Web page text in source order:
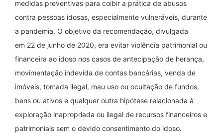
medidas preventivas para coibir a prática de abusos
contra pessoas idosas, especialmente vulneráveis, durante
a pandemia. O objetivo da recomendação, divulgada
em 22 de junho de 2020, era evitar violência patrimonial ou
financeira ao idoso nos casos de antecipação de herança,
movimentação indevida de contas bancárias, venda de
imóveis, tomada ilegal, mau uso ou ocultação de fundos,
bens ou ativos e qualquer outra hipótese relacionada à
exploração inapropriada ou ilegal de recursos financeiros e
patrimoniais sem o devido consentimento do idoso.